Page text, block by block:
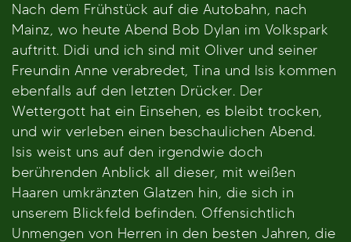
Nach dem Frühstück auf die Autobahn, nach
Mainz, wo heute Abend Bob Dylan im Volkspark
auftritt. Didi und ich sind mit Oliver und seiner
Freundin Anne verabredet, Tina und Isis kommen
ebenfalls auf den letzten Drücker. Der
Wettergott hat ein Einsehen, es bleibt trocken,
und wir verleben einen beschaulichen Abend.
Isis weist uns auf den irgendwie doch
berührenden Anblick all dieser, mit weißen
Haaren umkränzten Glatzen hin, die sich in
unserem Blickfeld befinden. Offensichtlich
Unmengen von Herren in den besten Jahren, die